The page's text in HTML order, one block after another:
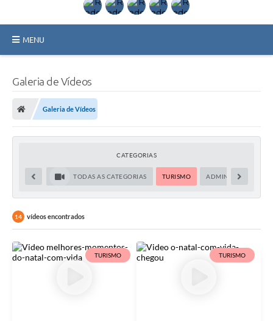
MENU
Licitações / PCA
Concessão Pública
Contratos
Ouvidoria
Galeria de Vídeos
Galeria de Vídeos
CATEGORIAS
TODAS AS CATEGORIAS TURISMO ADMINISTRAÇÃO
14 vídeos encontrados
TURISMO TURISMO